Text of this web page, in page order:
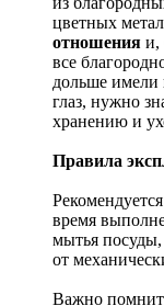
цветных
отношения и,
все
дольше имели
глаз, нужно
хранению и
Правила
время
мытья
от
Важно